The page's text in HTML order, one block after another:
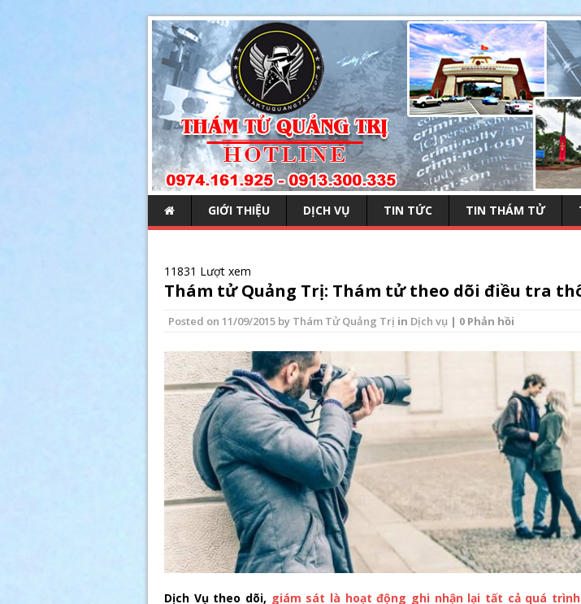
GIỚI THIỆU DỊCH VỤ TIN TỨC TIN THÁM TỬ
11831 Lượt xem
Thám tử Quảng Trị: Thám tử theo dõi điều tra
Posted on 11/09/2015 by Thám Tử Quảng Trị in Dịch vụ | 0 Phản hồi
Dịch Vụ theo dõi, giám sát là hoạt động ghi nhận lại tất cả quá